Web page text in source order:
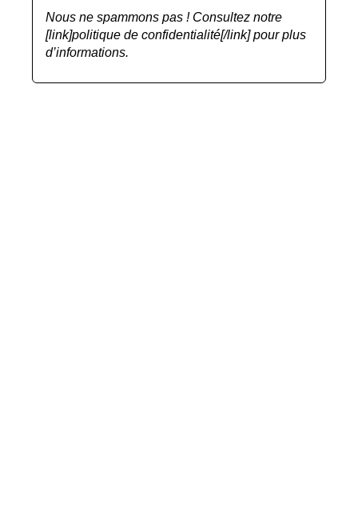
Nous ne spammons pas ! Consultez notre
[link]politique de confidentialité[/link] pour plus
d’informations.